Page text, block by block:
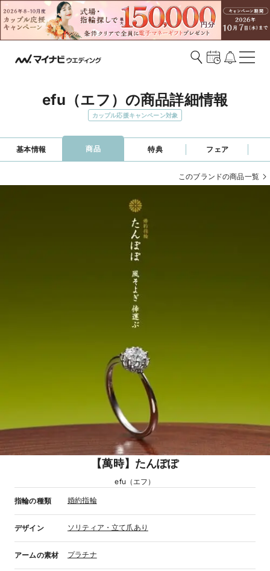
efu（エフ）の商品詳細情報
カップル応援キャンペーン対象
基本情報 商品 特典 フェア
このブランドの商品一覧
【萬時】たんぽぽ
efu（エフ）
指輪の種類 婚約指輪
デザイン ソリティア・立て爪あり
アームの素材 プラチナ